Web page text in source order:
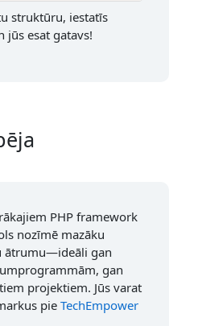
struktūru, iestatīs
jūs esat gatavs!
PHP framework
nozīmē mazāku
ātrumu—ideāli gan
gan
projektiem. Jūs varat
pie TechEmpower